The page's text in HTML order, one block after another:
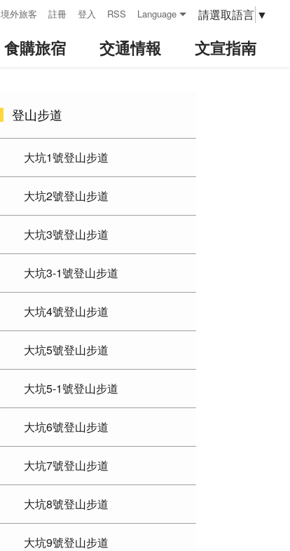
境外旅客 註冊 登入 RSS Language 請選取語言 ▼
食購旅宿 交通情報 文宣指南
登山步道
大坑1號登山步道
大坑2號登山步道
大坑3號登山步道
大坑3-1號登山步道
大坑4號登山步道
大坑5號登山步道
大坑5-1號登山步道
大坑6號登山步道
大坑7號登山步道
大坑8號登山步道
大坑9號登山步道